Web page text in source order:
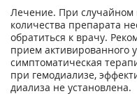
Лечение. При случайном
количества препарата
обратиться к врачу.
прием активированного
симптоматическая
при гемодиализе,
диализа не установлена.